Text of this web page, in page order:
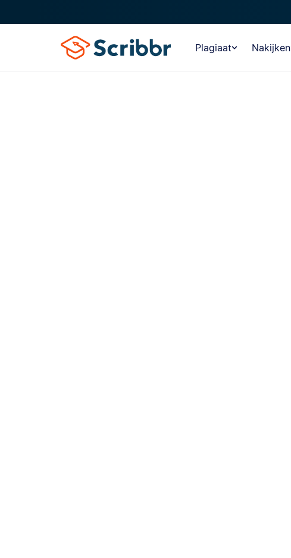
Plagiaat Nakijken